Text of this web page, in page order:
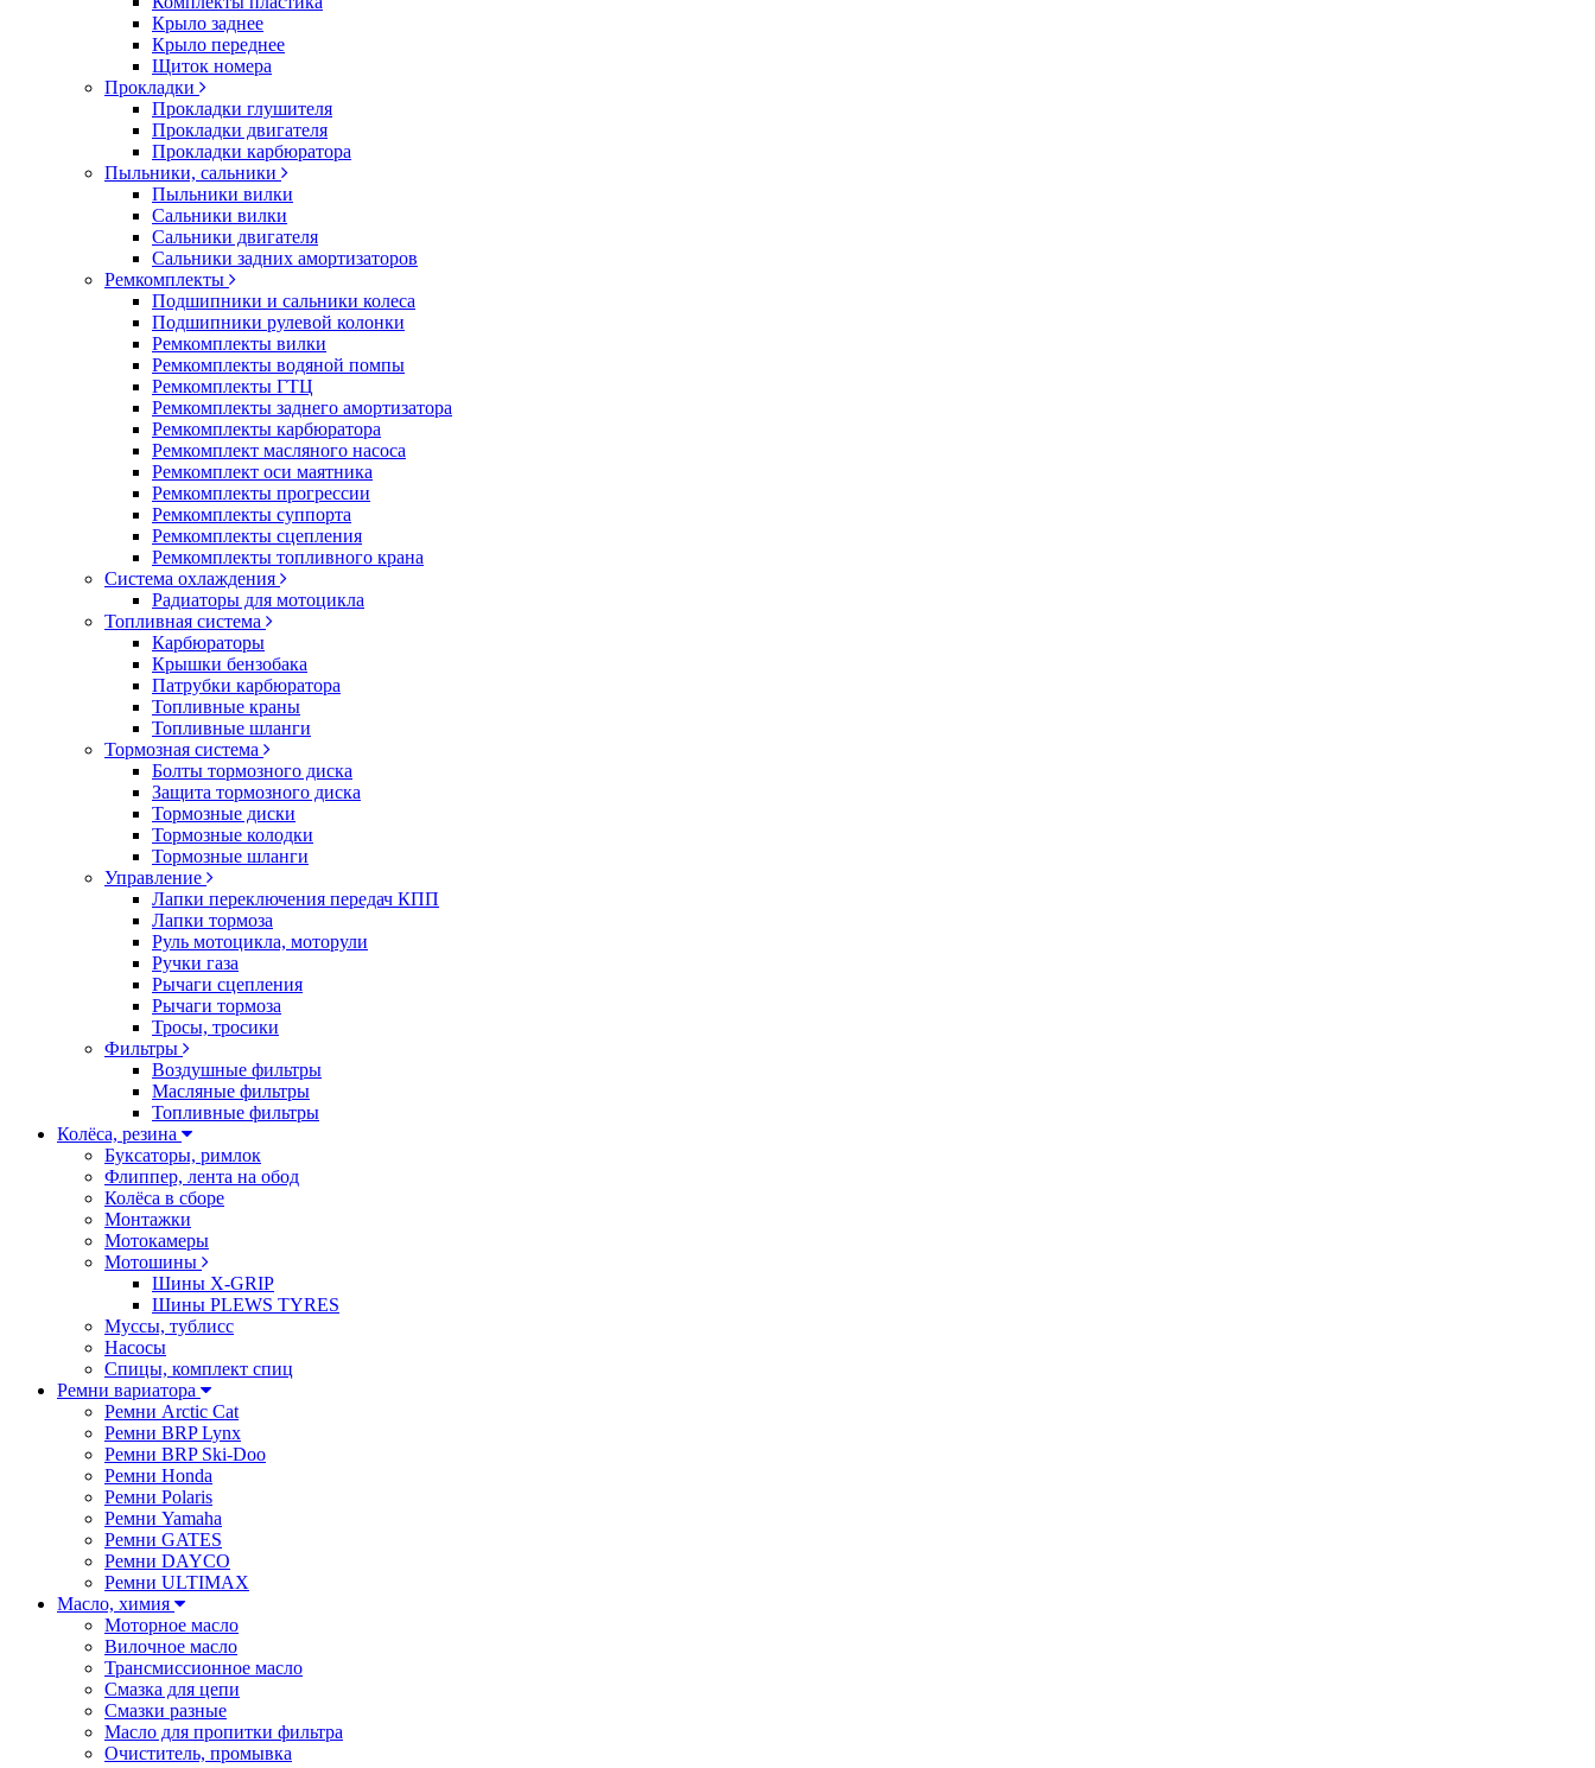
Крыло заднее
Крыло переднее
Щиток номера
Прокладки
Прокладки глушителя
Прокладки двигателя
Прокладки карбюратора
Пыльники, сальники
Пыльники вилки
Сальники вилки
Сальники двигателя
Сальники задних амортизаторов
Ремкомплекты
Подшипники и сальники колеса
Подшипники рулевой колонки
Ремкомплекты вилки
Ремкомплекты водяной помпы
Ремкомплекты ГТЦ
Ремкомплекты заднего амортизатора
Ремкомплекты карбюратора
Ремкомплект масляного насоса
Ремкомплект оси маятника
Ремкомплекты прогрессии
Ремкомплекты суппорта
Ремкомплекты сцепления
Ремкомплекты топливного крана
Система охлаждения
Радиаторы для мотоцикла
Топливная система
Карбюраторы
Крышки бензобака
Патрубки карбюратора
Топливные краны
Топливные шланги
Тормозная система
Болты тормозного диска
Защита тормозного диска
Тормозные диски
Тормозные колодки
Тормозные шланги
Управление
Лапки переключения передач КПП
Лапки тормоза
Руль мотоцикла, моторули
Ручки газа
Рычаги сцепления
Рычаги тормоза
Тросы, тросики
Фильтры
Воздушные фильтры
Масляные фильтры
Топливные фильтры
Колёса, резина
Буксаторы, римлок
Флиппер, лента на обод
Колёса в сборе
Монтажки
Мотокамеры
Мотошины
Шины X-GRIP
Шины PLEWS TYRES
Муссы, тублисс
Насосы
Спицы, комплект спиц
Ремни вариатора
Ремни Arctic Cat
Ремни BRP Lynx
Ремни BRP Ski-Doo
Ремни Honda
Ремни Polaris
Ремни Yamaha
Ремни GATES
Ремни DAYCO
Ремни ULTIMAX
Масло, химия
Моторное масло
Вилочное масло
Трансмиссионное масло
Смазка для цепи
Смазки разные
Масло для пропитки фильтра
Очиститель, промывка